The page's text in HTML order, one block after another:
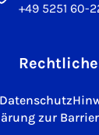
+49 5251 60-
Datenschutz
zur